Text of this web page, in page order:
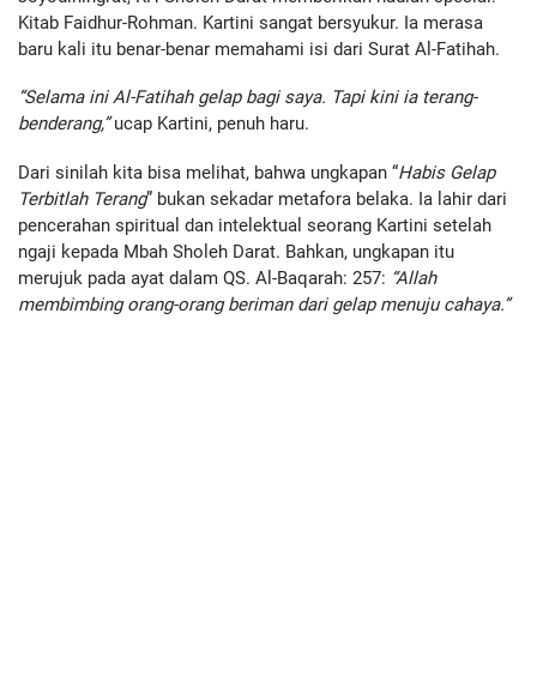
Kitab Faidhur-Rohman. Kartini sangat bersyukur. Ia merasa
baru kali itu benar-benar memahami isi dari Surat Al-Fatihah.
“Selama ini Al-Fatihah gelap bagi saya. Tapi kini ia terang-
benderang,”ucap Kartini, penuh haru.
Dari sinilah kita bisa melihat, bahwa ungkapan “Habis Gelap
Terbitlah Terang” bukan sekadar metafora belaka. Ia lahir dari
pencerahan spiritual dan intelektual seorang Kartini setelah
ngaji kepada Mbah Sholeh Darat. Bahkan, ungkapan itu
merujuk pada ayat dalam QS. Al-Baqarah: 257: “Allah
membimbing orang-orang beriman dari gelap menuju cahaya.”